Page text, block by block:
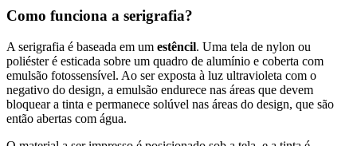
Como funciona a serigrafia?
A serigrafia é baseada em um estêncil. Uma tela de nylon ou
poliéster é esticada sobre um quadro de alumínio e coberta com
emulsão fotossensível. Ao ser exposta à luz ultravioleta com o
negativo do design, a emulsão endurece nas áreas que devem
bloquear a tinta e permanece solúvel nas áreas do design, que são
então abertas com água.